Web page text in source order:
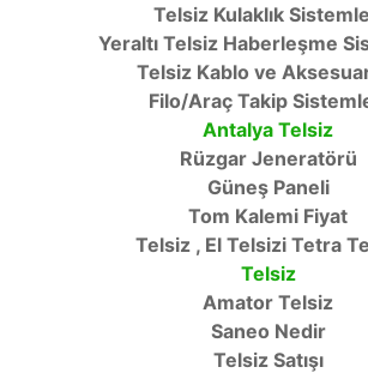
Telsiz Kulaklık
Yeraltı Telsiz Haberleşme
Telsiz Kablo ve
Filo/Araç Takip
Antalya Telsiz
Rüzgar Jeneratörü
Güneş Paneli
Tom Kalemi Fiyat
Telsiz , El Telsizi Tetra
Telsiz
Amator Telsiz
Saneo Nedir
Telsiz Satışı